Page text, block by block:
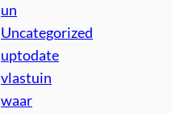
un
Uncategorized
uptodate
vlastuin
waar